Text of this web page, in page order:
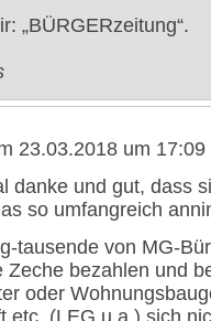
„BÜRGERzeitung“.
23.03.2018 um 17:09
danke und gut, dass
so umfangreich
tausende von MG-
Zeche bezahlen und
oder
etc. (LEG u.a.) sich